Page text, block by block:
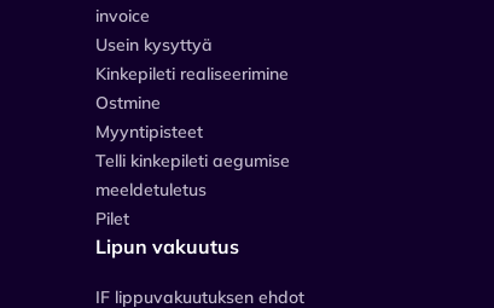
invoice
Usein kysyttyä
Kinkepileti realiseerimine
Ostmine
Myyntipisteet
Telli kinkepileti aegumise
meeldetuletus
Pilet
Lipun vakuutus
IF lippuvakuutuksen ehdot